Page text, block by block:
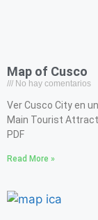
Map of Cusco
No hay comentarios
Ver Cusco City en
Main Tourist
PDF
Read More »